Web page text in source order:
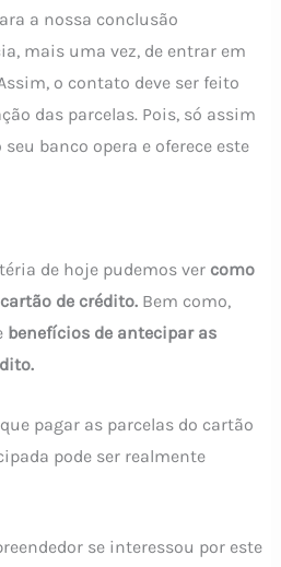
a nossa conclusão
mais uma vez, de entrar em
o contato deve ser feito
das parcelas. Pois, só assim
banco opera e oferece este
de hoje pudemos ver como
de crédito.Bem como,
benefícios de antecipar as
pagar as parcelas do cartão
pode ser realmente
se interessou por este